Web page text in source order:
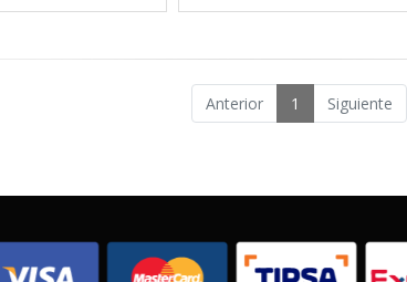
Anterior 1 Siguiente